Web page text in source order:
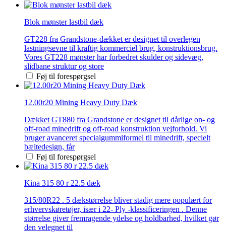
Blok mønster lastbil dæk
GT228 fra Grandstone-dækket er designet til overlegen
lastningsevne til kraftig kommerciel brug, konstruktionsbrug.
Vores GT228 mønster har forbedret skulder og sidevæg,
slidbane struktur og store
Føj til forespørgsel
12.00r20 Mining Heavy Duty Dæk
Dækket GT880 fra Grandstone er designet til dårlige on- og
off-road minedrift og off-road konstruktion vejforhold. Vi
bruger avanceret specialgummiformel til minedrift, specielt
bæltedesign, får
Føj til forespørgsel
Kina 315 80 r 22.5 dæk
315/80R22 . 5 dækstørrelse bliver stadig mere populært for
erhvervskøretøjer, især i 22- Ply -klassificeringen . Denne
størrelse giver fremragende ydelse og holdbarhed, hvilket gør
den velegnet til